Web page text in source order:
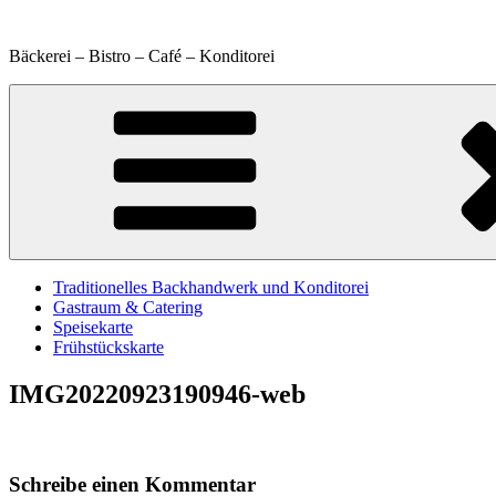
springen
Bäckerei – Bistro – Café – Konditorei
Traditionelles Backhandwerk und Konditorei
Gastraum & Catering
Speisekarte
Frühstückskarte
IMG20220923190946-web
Schreibe einen Kommentar